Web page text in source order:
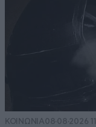
ΚΟΙΝΩΝΙΑ08·08·2026